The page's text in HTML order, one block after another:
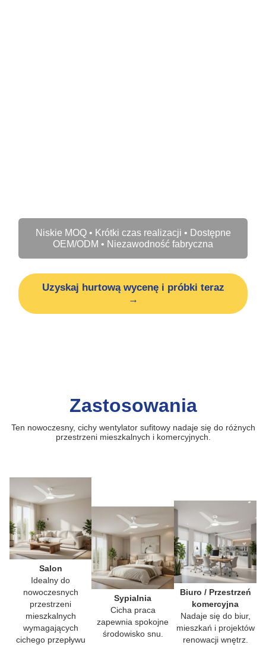
Niskie MOQ • Krótki czas realizacji • Dostępne
OEM/ODM • Niezawodność fabryczna
Uzyskaj hurtową wycenę i próbki teraz
→
Zastosowania
Ten nowoczesny, cichy wentylator sufitowy nadaje się do różnych
przestrzeni mieszkalnych i komercyjnych.
Salon
Idealny do
nowoczesnych
przestrzeni
mieszkalnych
wymagających
cichego przepływu
Sypialnia
Cicha praca
zapewnia spokojne
środowisko snu.
Biuro / Przestrzeń
komercyjna
Nadaje się do biur,
mieszkań i projektów
renowacji wnętrz.